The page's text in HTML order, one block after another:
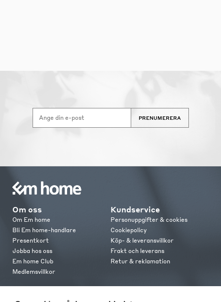
PRENUMERERA
Om oss
Om Em home
Bli Em home-handlare
Presentkort
Jobba hos oss
Em home Club
Medlemsvillkor
Kundservice
Personuppgifter & cookies
Cookiepolicy
Köp- & leveransvillkor
Frakt och leverans
Retur & reklamation